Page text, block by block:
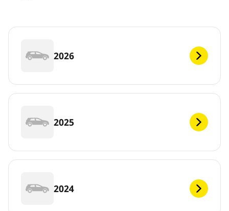
2026
2025
2024